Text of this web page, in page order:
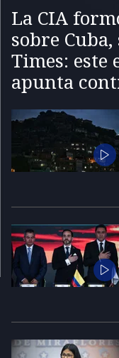
La CIA
sobre
Times: este
apunta